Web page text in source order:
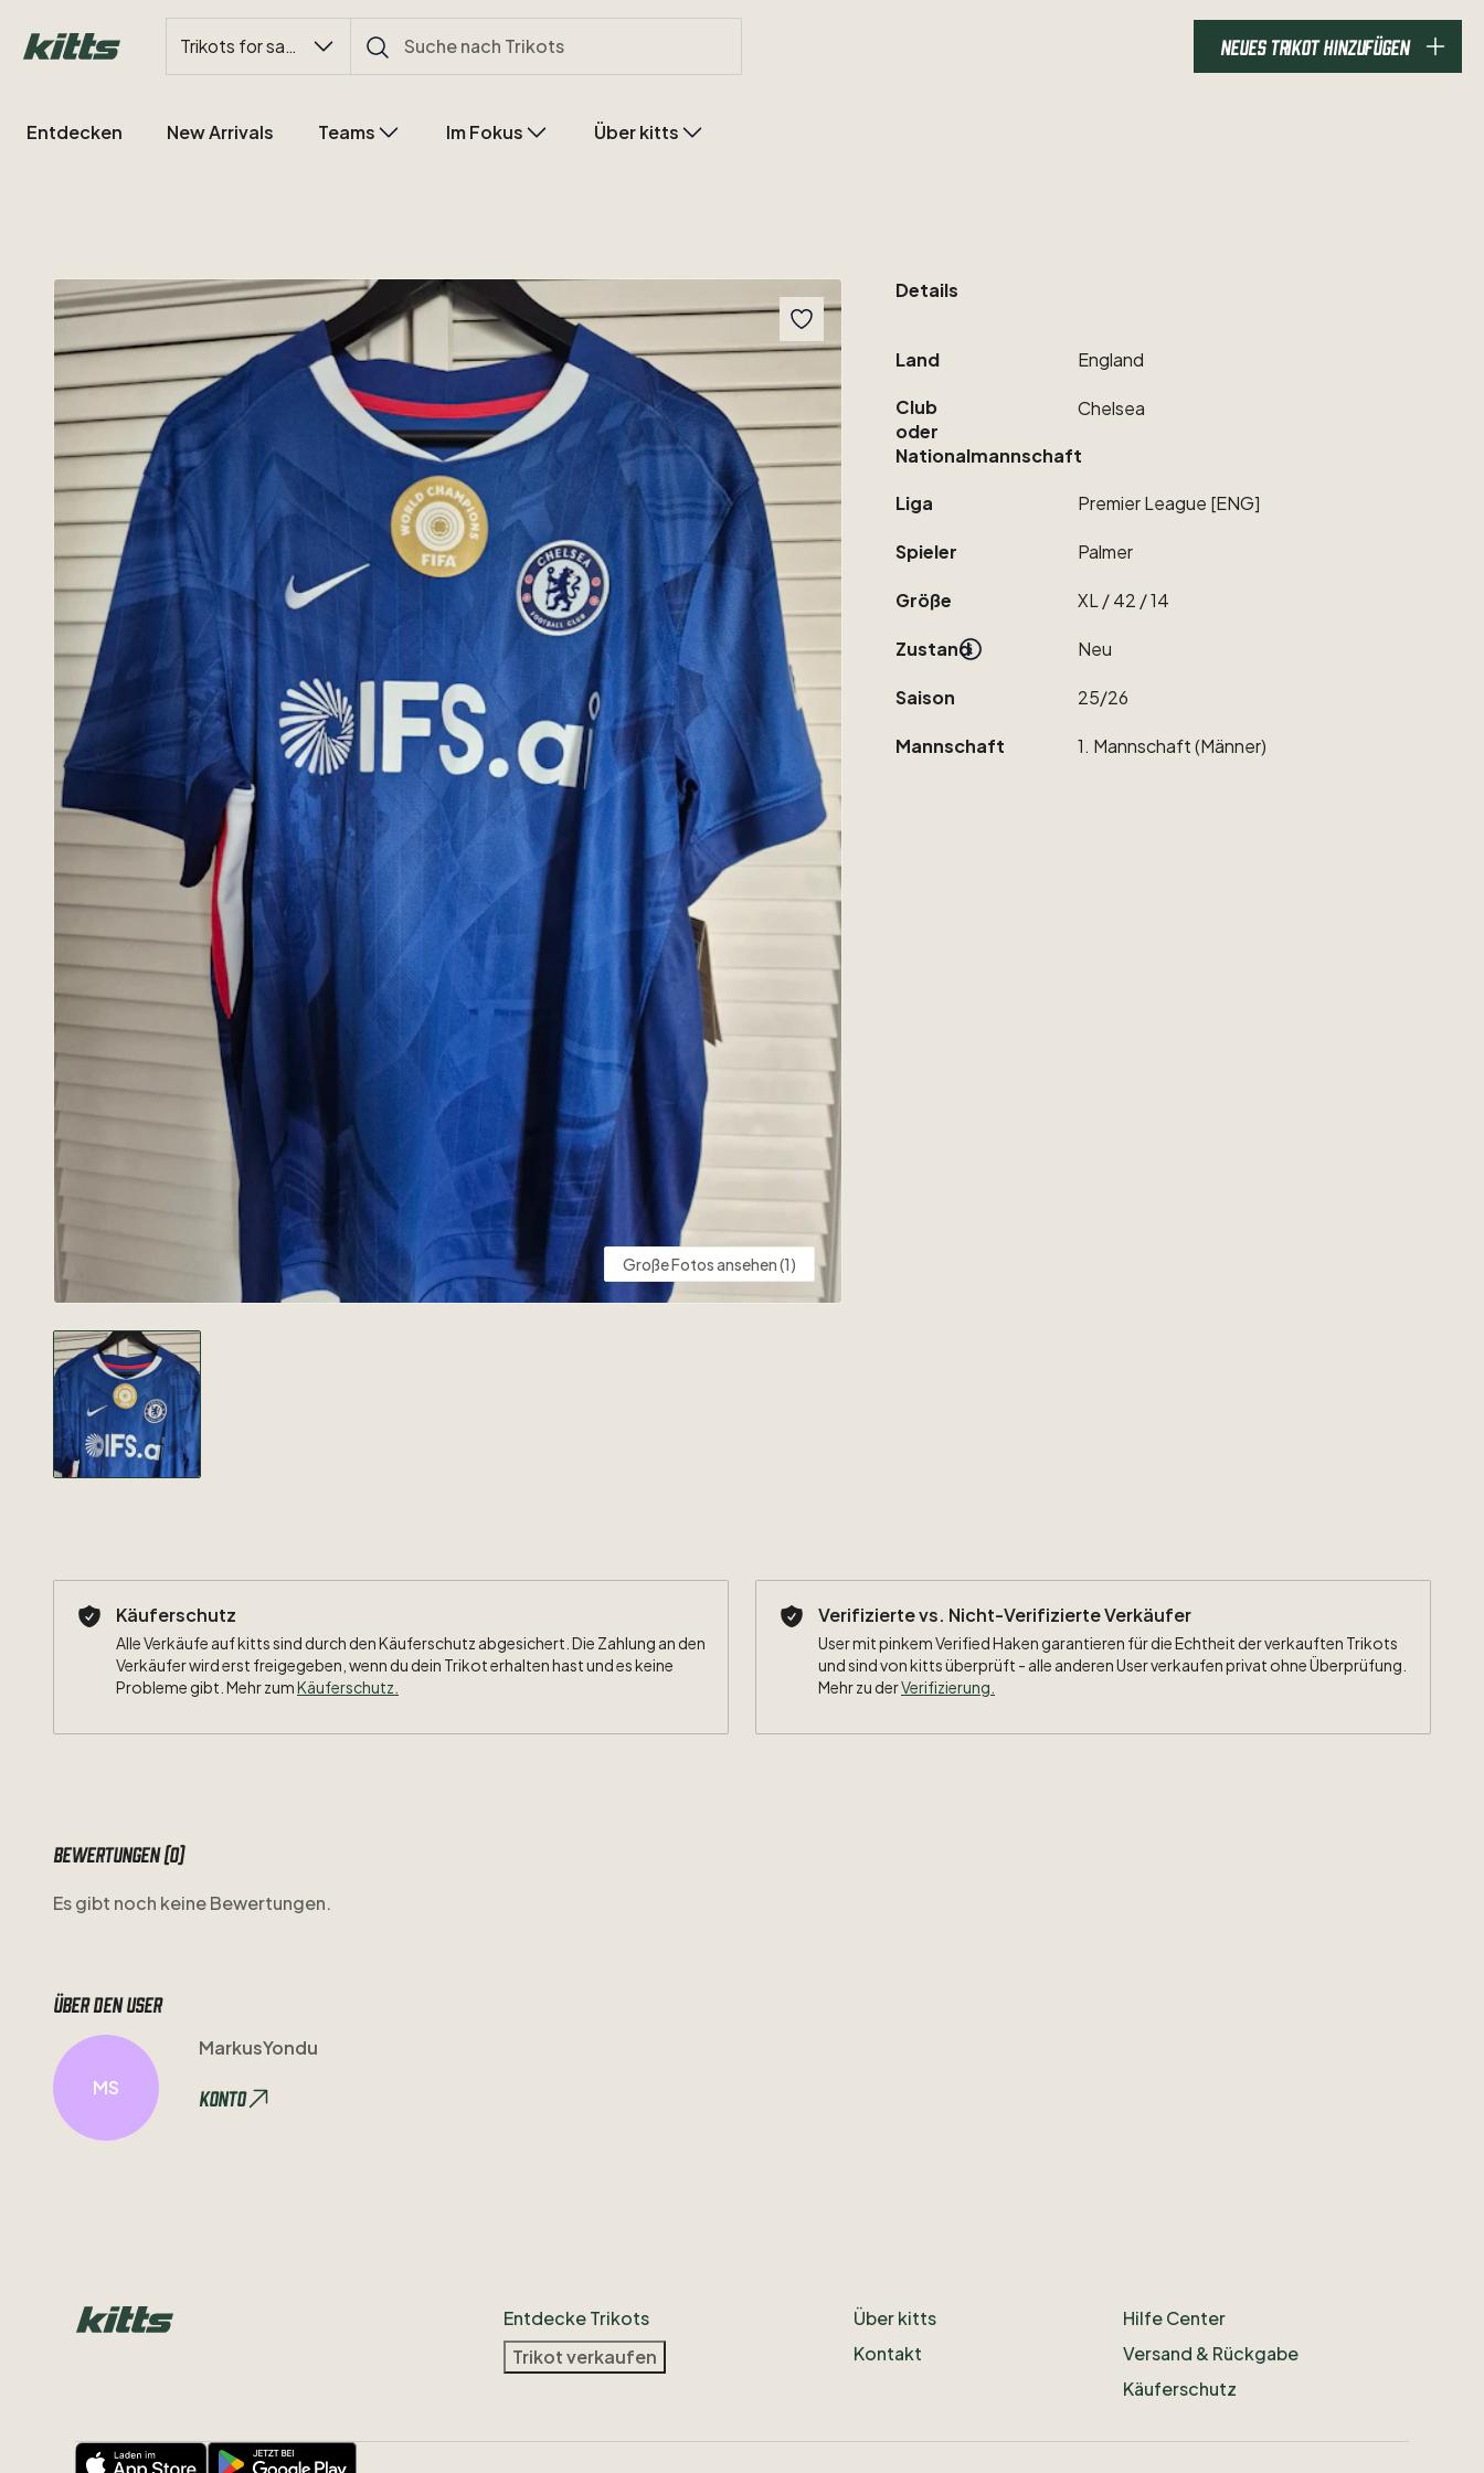
Trikots for sale NEUES TRIKOT HINZUFÜGEN
Entdecken New Arrivals Teams Im Fokus Über kitts
Große Fotos ansehen (1)
Details
Land England
Club
oder
Nationalmannschaft
Chelsea
Liga PremierLeague [ENG]
Spieler Palmer
Größe XL ​/​42 ​/​14
Zustand Neu
Saison 25​/​26
Mannschaft 1. Mannschaft(Männer)
Käuferschutz
Alle Verkäufe auf kitts sind durch den Käuferschutz abgesichert. Die Zahlung an den
Verkäufer wird erst freigegeben, wenn du dein Trikot erhalten hast und es keine
Probleme gibt. Mehr zumKäuferschutz
Verifizierte vs. Nicht-Verifizierte Verkäufer
User mit pinkem Verified Haken garantieren für die Echtheit der verkauften Trikots
und sind von kitts überprüft - alle anderen User verkaufen privat ohne Überprüfung.
Mehr zu derVerifizierung.
Bewertungen (0)
Es gibt noch keine Bewertungen.
Über den user
MS
MarkusYondu
Konto
Entdecke Trikots
Trikot verkaufen
Über kitts
Kontakt
Hilfe Center
Versand & Rückgabe
Käuferschutz